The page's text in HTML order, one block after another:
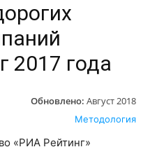
2017 года
Обновлено: Август 2018
Методология
«РИА Рейтинг»